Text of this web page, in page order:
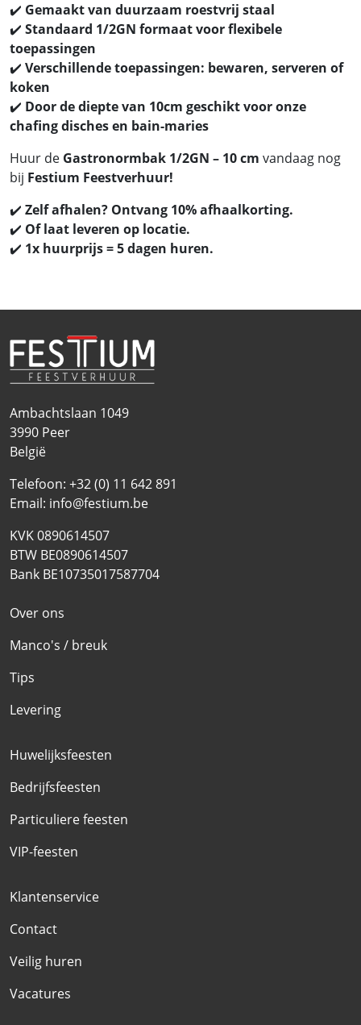
✔️ Gemaakt van duurzaam roestvrij staal
✔️ Standaard 1/2GN formaat voor flexibele
toepassingen
✔️ Verschillende toepassingen: bewaren, serveren of
koken
✔️ Door de diepte van 10cm geschikt voor onze
chafing disches en bain-maries
Huur de Gastronormbak 1/2GN – 10 cm vandaag nog
bij Festium Feestverhuur!
✔️ Zelf afhalen? Ontvang 10% afhaalkorting.
✔️ Of laat leveren op locatie.
✔️ 1x huurprijs = 5 dagen huren.
Ambachtslaan 1049
3990 Peer
België
Telefoon: +32 (0) 11 642 891
Email: info@festium.be
KVK 0890614507
BTW BE0890614507
Bank BE10735017587704
Over ons
Manco's / breuk
Tips
Levering
Huwelijksfeesten
Bedrijfsfeesten
Particuliere feesten
VIP-feesten
Klantenservice
Contact
Veilig huren
Vacatures